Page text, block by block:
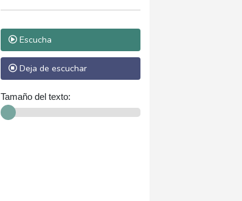
es tan bajo que estos botes no
pueden entrar ni salir.
Escucha
Deja de escuchar
Tamaño del texto: